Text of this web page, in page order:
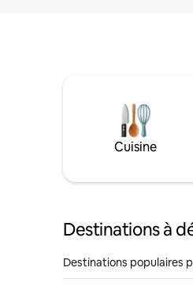
Cuisine
Destinations à
Destinations populaires